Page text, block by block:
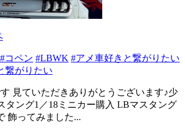
#コペン #LBWK #アメ車好きと繋がりたい
繋がりたい
見ていただきありがとうございます♪少
タング1／18ミニカー購入 LBマスタング
飾ってみました...